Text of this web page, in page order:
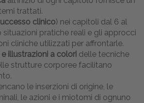
trattati.
clinico) nei capitoli dal 6 al
situazioni pratiche reali e gli approcci
cliniche utilizzati per affrontarle.
illustrazioni a colori delle tecniche
strutture corporee facilitano
le inserzioni di origine, le
le azioni e i miotomi di ognuno